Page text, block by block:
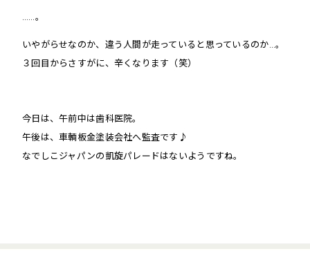
……。
いやがらせなのか、違う人間が走っていると思っているのか…。
３回目からさすがに、辛くなります（笑）
今日は、午前中は歯科医院。
午後は、車輌板金塗装会社へ監査です♪
なでしこジャパンの凱旋パレードはないようですね。